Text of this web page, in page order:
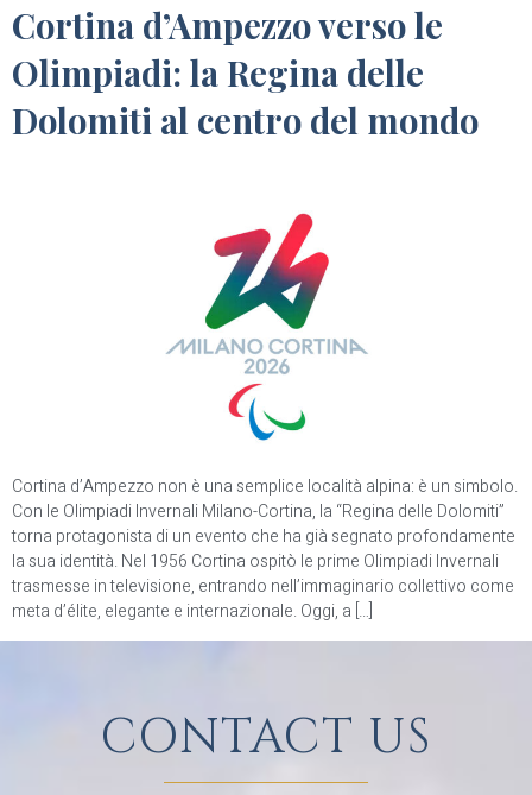
Cortina d’Ampezzo verso le
Olimpiadi: la Regina delle
Dolomiti al centro del mondo
Cortina d’Ampezzo non è una semplice località alpina: è un simbolo.
Con le Olimpiadi Invernali Milano-Cortina, la “Regina delle Dolomiti”
torna protagonista di un evento che ha già segnato profondamente
la sua identità. Nel 1956 Cortina ospitò le prime Olimpiadi Invernali
trasmesse in televisione, entrando nell’immaginario collettivo come
meta d’élite, elegante e internazionale. Oggi, a […]
CONTACT US